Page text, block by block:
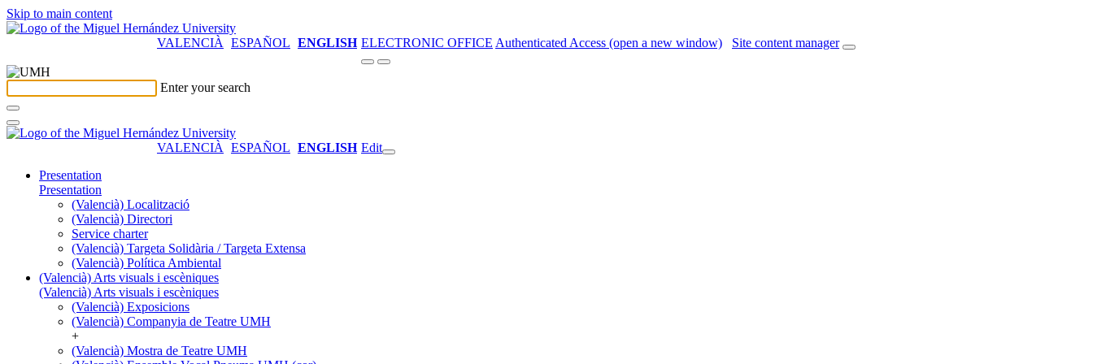
Skip to main content
VALENCIÀ ESPAÑOL ENGLISH ELECTRONIC OFFICE Authenticated Access (open a new window) Site content manager
Enter your search
VALENCIÀ ESPAÑOL ENGLISH Edit
Presentation
Presentation
(Valencià) Localització
(Valencià) Directori
Service charter
(Valencià) Targeta Solidària / Targeta Extensa
(Valencià) Política Ambiental
(Valencià) Arts visuals i escèniques
(Valencià) Arts visuals i escèniques
(Valencià) Exposicions
(Valencià) Companyia de Teatre UMH
+
(Valencià) Mostra de Teatre UMH